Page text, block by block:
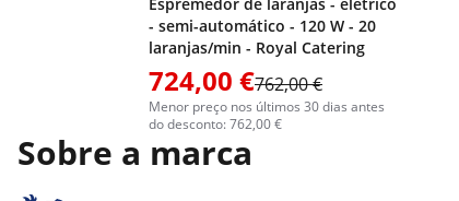
- semi-automático - 120 W - 20
laranjas/min - Royal Catering
724,00 €762,00 €
Menor preço nos últimos 30 dias antes
do desconto: 762,00 €
Sobre a marca